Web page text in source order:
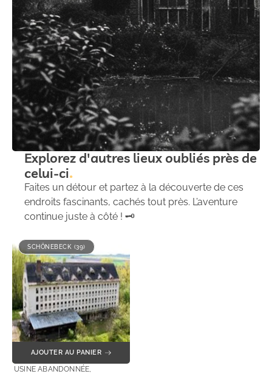
Explorez d'autres lieux oubliés près de
celui-ci
Faites un détour et partez à la découverte de ces
endroits fascinants, cachés tout près. L’aventure
continue juste à côté ! 🗝️
SCHÖNEBECK (39)
AJOUTER AU PANIER
USINE ABANDONNÉE,